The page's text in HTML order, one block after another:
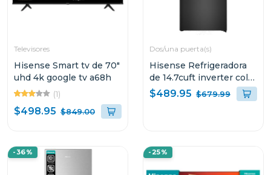
Televisores
Hisense Smart tv de 70"
uhd 4k google tv a68h
(1)
$498.95 $849.00
Dos/una puerta(s)
Hisense Refrigeradora
de 14.7cuft inverter color
negra RB15N6FBX1
$489.95 $679.99
-36% -25%